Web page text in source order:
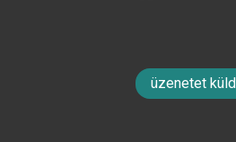
üzenetet